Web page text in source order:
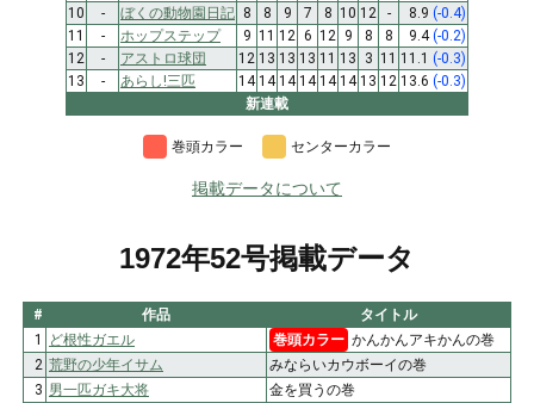
10
- ぼくの動物園日記 8 8 9 7 8 10 12 - 8.9 (-0.4)
11
- ホップステップ 9 11 12 6 12 9 8 8 9.4(-0.2)
12
- アストロ球団 12 13 13 13 11 13 3 11 11.1 (-0.3)
13
- あらし!三匹 14 14 14 14 14 14 13 12 13.6 (-0.3)
新連載
巻頭カラー センターカラー
掲載データについて
1972年52号掲載データ
# 作品
タイトル
1
ど根性ガエル 巻頭カラー かんかんアキかんの巻
2 荒野の少年イサム
みならいカウボーイの巻
3 男一匹ガキ大将
金を買うの巻